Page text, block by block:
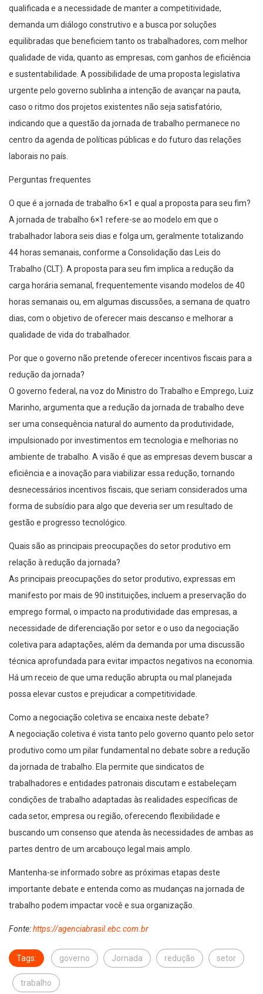
qualificada e a necessidade de manter a competitividade,
demanda um diálogo construtivo e a busca por soluções
equilibradas que beneficiem tanto os trabalhadores, com melhor
qualidade de vida, quanto as empresas, com ganhos de eficiência
e sustentabilidade. A possibilidade de uma proposta legislativa
urgente pelo governo sublinha a intenção de avançar na pauta,
caso o ritmo dos projetos existentes não seja satisfatório,
indicando que a questão da jornada de trabalho permanece no
centro da agenda de políticas públicas e do futuro das relações
laborais no país.
Perguntas frequentes
O que é a jornada de trabalho 6×1 e qual a proposta para seu fim?
A jornada de trabalho 6×1 refere-se ao modelo em que o
trabalhador labora seis dias e folga um, geralmente totalizando
44 horas semanais, conforme a Consolidação das Leis do
Trabalho (CLT). A proposta para seu fim implica a redução da
carga horária semanal, frequentemente visando modelos de 40
horas semanais ou, em algumas discussões, a semana de quatro
dias, com o objetivo de oferecer mais descanso e melhorar a
qualidade de vida do trabalhador.
Por que o governo não pretende oferecer incentivos fiscais para a
redução da jornada?
O governo federal, na voz do Ministro do Trabalho e Emprego, Luiz
Marinho, argumenta que a redução da jornada de trabalho deve
ser uma consequência natural do aumento da produtividade,
impulsionado por investimentos em tecnologia e melhorias no
ambiente de trabalho. A visão é que as empresas devem buscar a
eficiência e a inovação para viabilizar essa redução, tornando
desnecessários incentivos fiscais, que seriam considerados uma
forma de subsídio para algo que deveria ser um resultado de
gestão e progresso tecnológico.
Quais são as principais preocupações do setor produtivo em
relação à redução da jornada?
As principais preocupações do setor produtivo, expressas em
manifesto por mais de 90 instituições, incluem a preservação do
emprego formal, o impacto na produtividade das empresas, a
necessidade de diferenciação por setor e o uso da negociação
coletiva para adaptações, além da demanda por uma discussão
técnica aprofundada para evitar impactos negativos na economia.
Há um receio de que uma redução abrupta ou mal planejada
possa elevar custos e prejudicar a competitividade.
Como a negociação coletiva se encaixa neste debate?
A negociação coletiva é vista tanto pelo governo quanto pelo setor
produtivo como um pilar fundamental no debate sobre a redução
da jornada de trabalho. Ela permite que sindicatos de
trabalhadores e entidades patronais discutam e estabeleçam
condições de trabalho adaptadas às realidades específicas de
cada setor, empresa ou região, oferecendo flexibilidade e
buscando um consenso que atenda às necessidades de ambas as
partes dentro de um arcabouço legal mais amplo.
Mantenha-se informado sobre as próximas etapas deste
importante debate e entenda como as mudanças na jornada de
trabalho podem impactar você e sua organização.
Fonte:https://agenciabrasil.ebc.com.br
Tags: governo Jornada redução setor
trabalho